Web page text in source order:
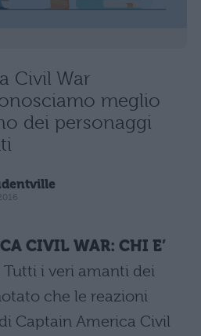
Civil War
meglio
dei personaggi
CIVIL WAR: CHI E’
Tutti i veri amanti dei
che le reazioni
Captain America Civil